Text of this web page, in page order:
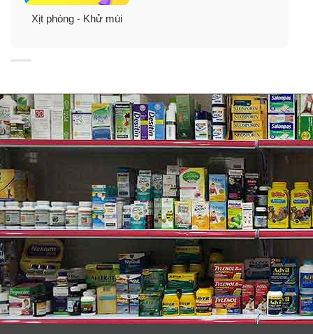
Bạn có thể dùng nước hoa xịt phòng Febreze Air
Freshener Spray trong nhà bếp, phòng tắm, phòng
khách của bạn.
Hoặc bất cứ nơi nào có mùi hôi trong không khí hoặc
khi bạn muốn tạo một không gian tươi mát.
Bạn có thể xịt thơm phòng với Febreze Air Freshener
Spray lặp lại tại không gian đó khi bạn thấy cần thiết.
Có thể xịt trên vải vóc quần áo với nước xịt khử mùi trên
quần áo vải vóc Febreze Air Freshener Spray.
Lưu ý tránh xịt ngay ngọn lửa hoặc những vật dụng để
Xịt phòng - Khử mùi